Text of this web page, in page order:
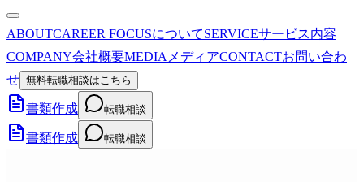
ABOUTCAREER FOCUSについてSERVICEサービス内容
COMPANY会社概要MEDIA メディアCONTACTお問い合わ
せ 無料転職相談はこちら
書類作成 転職相談
書類作成 転職相談